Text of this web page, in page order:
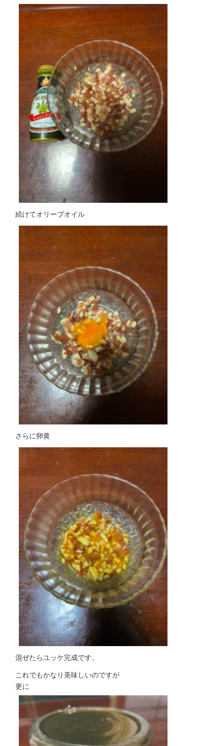
続けてオリーブオイル
さらに卵黄
混ぜたらユッケ完成です。
これでもかなり美味しいのですが
更に